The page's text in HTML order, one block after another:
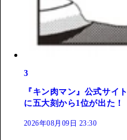
3
『キン肉マン』公式サイ
に五大刻から1位が出た！
2026年08月09日 23:30